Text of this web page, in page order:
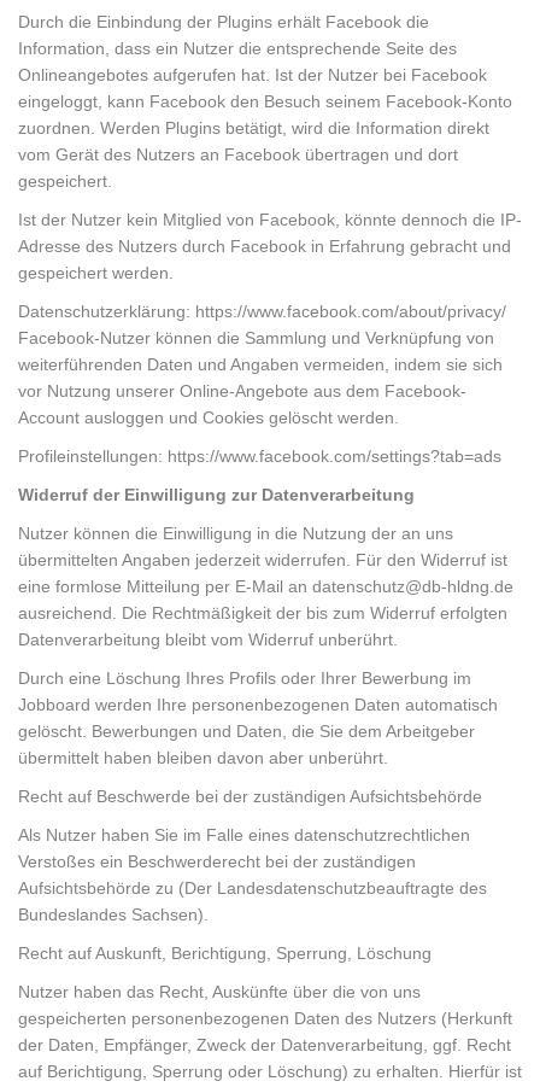
Durch die Einbindung der Plugins erhält Facebook die
Information, dass ein Nutzer die entsprechende Seite des
Onlineangebotes aufgerufen hat. Ist der Nutzer bei Facebook
eingeloggt, kann Facebook den Besuch seinem Facebook-Konto
zuordnen. Werden Plugins betätigt, wird die Information direkt
vom Gerät des Nutzers an Facebook übertragen und dort
gespeichert.
Ist der Nutzer kein Mitglied von Facebook, könnte dennoch die IP-
Adresse des Nutzers durch Facebook in Erfahrung gebracht und
gespeichert werden.
Datenschutzerklärung: https://www.facebook.com/about/privacy/
Facebook-Nutzer können die Sammlung und Verknüpfung von
weiterführenden Daten und Angaben vermeiden, indem sie sich
vor Nutzung unserer Online-Angebote aus dem Facebook-
Account ausloggen und Cookies gelöscht werden.
Profileinstellungen: https://www.facebook.com/settings?tab=ads
Widerruf der Einwilligung zur Datenverarbeitung
Nutzer können die Einwilligung in die Nutzung der an uns
übermittelten Angaben jederzeit widerrufen. Für den Widerruf ist
eine formlose Mitteilung per E-Mail an datenschutz@db-hldng.de
ausreichend. Die Rechtmäßigkeit der bis zum Widerruf erfolgten
Datenverarbeitung bleibt vom Widerruf unberührt.
Durch eine Löschung Ihres Profils oder Ihrer Bewerbung im
Jobboard werden Ihre personenbezogenen Daten automatisch
gelöscht. Bewerbungen und Daten, die Sie dem Arbeitgeber
übermittelt haben bleiben davon aber unberührt.
Recht auf Beschwerde bei der zuständigen Aufsichtsbehörde
Als Nutzer haben Sie im Falle eines datenschutzrechtlichen
Verstoßes ein Beschwerderecht bei der zuständigen
Aufsichtsbehörde zu (Der Landesdatenschutzbeauftragte des
Bundeslandes Sachsen).
Recht auf Auskunft, Berichtigung, Sperrung, Löschung
Nutzer haben das Recht, Auskünfte über die von uns
gespeicherten personenbezogenen Daten des Nutzers (Herkunft
der Daten, Empfänger, Zweck der Datenverarbeitung, ggf. Recht
auf Berichtigung, Sperrung oder Löschung) zu erhalten. Hierfür ist